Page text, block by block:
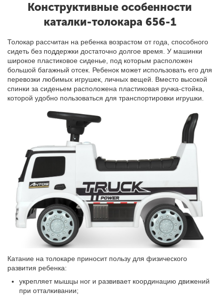
Конструктивные особенности
каталки-толокара 656-1
Толокар рассчитан на ребенка возрастом от года, способного
сидеть без поддержки достаточно долгое время. У машинки
широкое пластиковое сиденье, под которым расположен
большой багажный отсек. Ребенок может использовать его для
перевозки любимых игрушек, личных вещей. Вместо высокой
спинки за сиденьем расположена пластиковая ручка-стойка,
которой удобно пользоваться для транспортировки игрушки.
Катание на толокаре приносит пользу для физического
развития ребенка:
укрепляет мышцы ног и развивает координацию движений
при отталкивании;